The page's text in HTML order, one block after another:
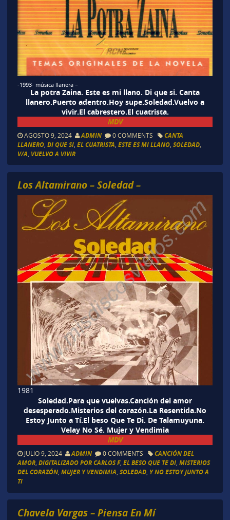
-1993- música llanera –
La potra Zaina. Este es mi llano. Di que si. Canta
llanero.Puerto adentro.Hoy supe.Soledad.Vuelvo a
vivir.El cabrestero.El cuatrista.
MDV
AGOSTO 9, 2024 ADMIN 0 COMMENTS
CANTA
LLANERO, DI QUE SI, EL CUATRISTA ESTE ES MI LLANO, SOLEDAD,
V/A VUELVO A VIVIR
Los Altamirano – Soledad –
1981
Soledad.Para que vuelvas.Canción del amor
desesperado.Misterios del corazón.La Resentida.No
Estoy Junto a Tí.El beso Que Te Di. De Talamuyuna.
Velay No Sé. Mujer y Vendimia
MDV
JULIO 9, 2024 ADMIN 0 COMMENTS
CANCIÓN DEL
AMOR, DIGITALIZADO POR CARLOS F, EL BESO QUE TE DI, MISTERIOS
DEL CORAZÓN, MUJER Y VENDIMIA SOLEDAD, Y NO ESTOY JUNTO A
TI
Chavela Vargas – Piensa En Mí